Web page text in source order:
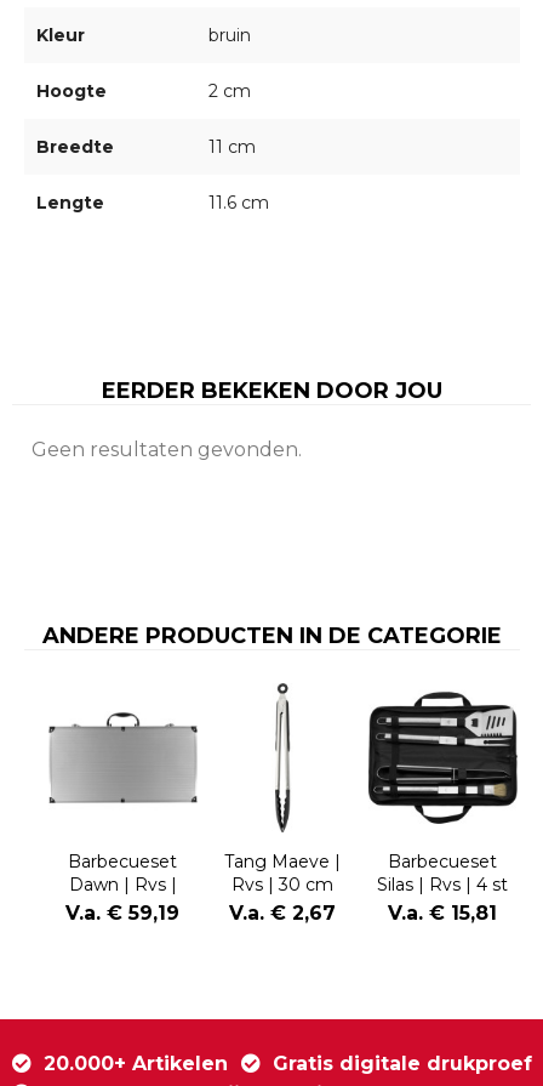
Kleur bruin
Hoogte 2 cm
Breedte 11 cm
Lengte 11.6 cm
EERDER BEKEKEN DOOR JOU
Geen resultaten gevonden.
ANDERE PRODUCTEN IN DE CATEGORIE
Barbecueset
Dawn | Rvs |
Koffer
V.a. € 59,19
Tang Maeve |
Rvs | 30 cm
V.a. € 2,67
Barbecueset
Silas | Rvs | 4 st
V.a. € 15,81
20.000+ Artikelen
Gratis digitale drukproef